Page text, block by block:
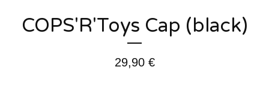
COPS'R'Toys Cap (black)
29,90 €